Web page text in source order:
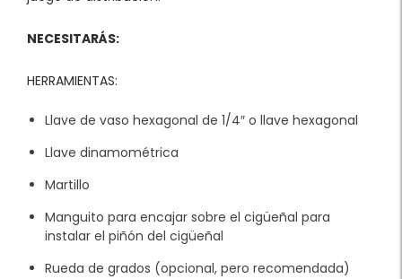
NECESITARÁS:
HERRAMIENTAS:
Llave de vaso hexagonal de 1/4″ o llave hexagonal
Llave dinamométrica
Martillo
Manguito para encajar sobre el cigüeñal para
instalar el piñón del cigüeñal
Rueda de grados (opcional, pero recomendada)